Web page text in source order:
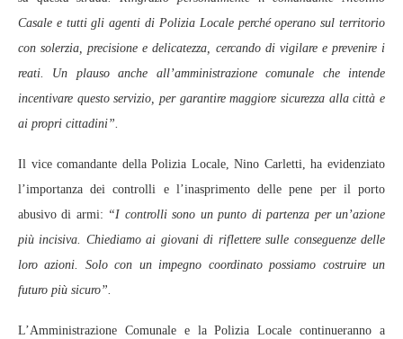
Casale e tutti gli agenti di Polizia Locale perché operano sul territorio
con solerzia, precisione e delicatezza, cercando di vigilare e prevenire i
reati. Un plauso anche all’amministrazione comunale che intende
incentivare questo servizio, per garantire maggiore sicurezza alla città e
ai propri cittadini”.
Il vice comandante della Polizia Locale, Nino Carletti, ha evidenziato
l’importanza dei controlli e l’inasprimento delle pene per il porto
abusivo di armi: “I controlli sono un punto di partenza per un’azione
più incisiva. Chiediamo ai giovani di riflettere sulle conseguenze delle
loro azioni. Solo con un impegno coordinato possiamo costruire un
futuro più sicuro”.
L’Amministrazione Comunale e la Polizia Locale continueranno a